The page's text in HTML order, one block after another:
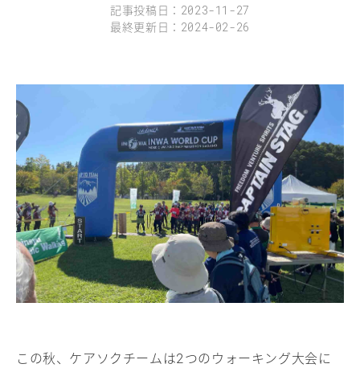
記事投稿日： 2023-11-27
最終更新日： 2024-02-26
この秋、ケアソクチームは2つのウォーキング大会に